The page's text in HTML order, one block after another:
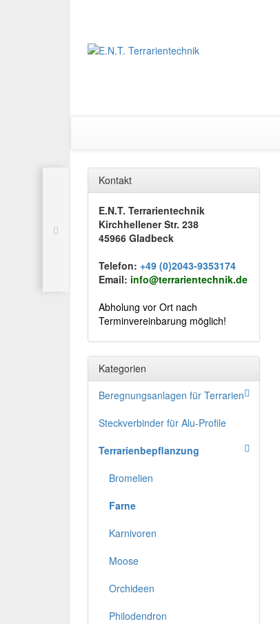
Kontakt
E.N.T. Terrarientechnik
Kirchhellener Str. 238
45966 Gladbeck
Telefon: +49 (0)2043-9353174
Email: info@terrarientechnik.de
Abholung vor Ort nach
Terminvereinbarung möglich!
Kategorien
Beregnungsanlagen für Terrarien
Steckverbinder für Alu-Profile
Terrarienbepflanzung
Bromelien
Farne
Karnivoren
Moose
Orchideen
Philodendron